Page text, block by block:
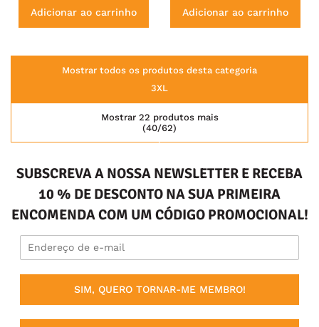
Adicionar ao carrinho Adicionar ao carrinho
Mostrar todos os produtos desta categoria
3XL
(40/62)
Mostrar 22 produtos mais
SUBSCREVA A NOSSA NEWSLETTER E RECEBA
10 % DE DESCONTO NA SUA PRIMEIRA
ENCOMENDA COM UM CÓDIGO PROMOCIONAL!
SIM, QUERO TORNAR-ME MEMBRO!